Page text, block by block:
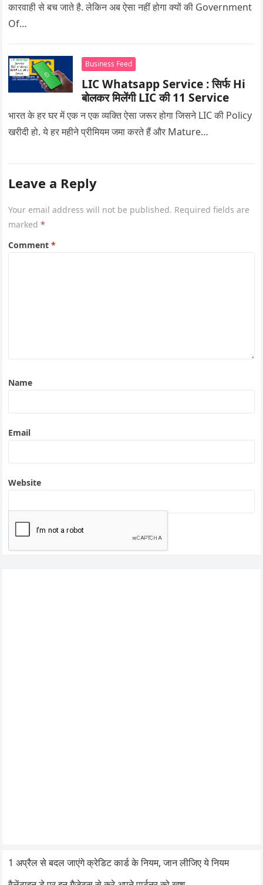
कारवाही से बच जाते है. लेकिन अब ऐसा नहीं होगा क्यों की Government
Of…
Business Feed
LIC Whatsapp Service : सिर्फ Hi
बोलकर मिलेंगी LIC की 11 Service
भारत के हर घर में एक न एक व्यक्ति ऐसा जरूर होगा जिसने LIC की Policy
खरीदी हो. ये हर महीने प्रीमियम जमा करते हैं और Mature…
Leave a Reply
Your email address will not be published. Required fields are
marked*
Comment*
Name
Email
Website
1 अप्रैल से बदल जाएंगे क्रेडिट कार्ड के नियम, जान लीजिए ये नियम